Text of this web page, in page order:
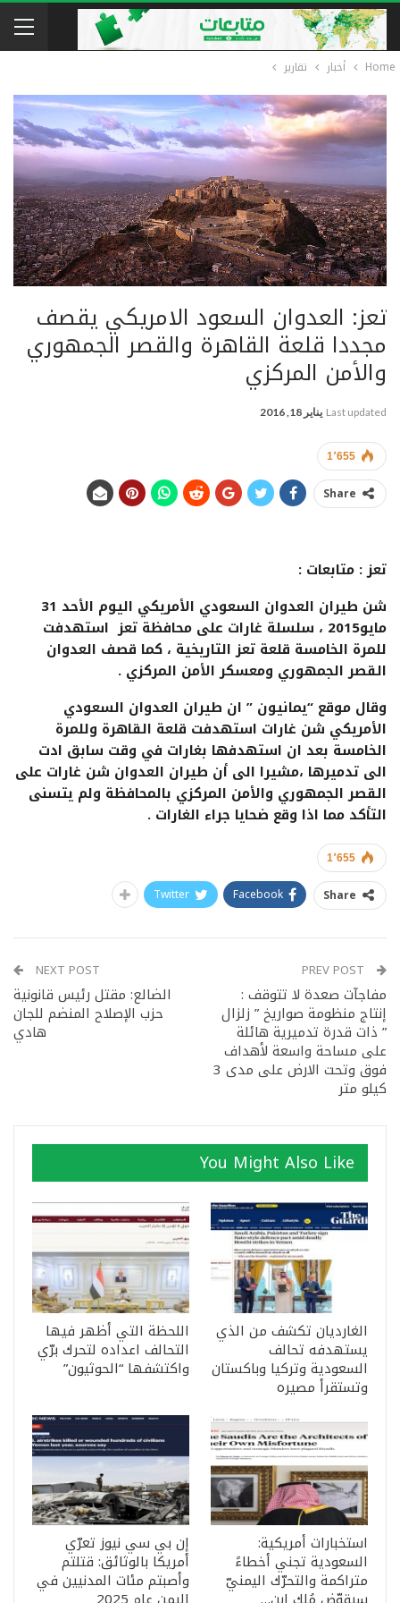
Home أخبار تقارير
تعز: العدوان السعود الامريكي يقصف
مجددا قلعة القاهرة والقصر الجمهوري
والأمن المركزي
Last updated يناير 18, 2016
1٬655
Share
تعز : متابعات :
شن طيران العدوان السعودي الأمريكي اليوم الأحد 31
مايو2015 ، سلسلة غارات على محافظة تعز استهدفت
للمرة الخامسة قلعة تعز التاريخية ، كما قصف العدوان
القصر الجمهوري ومعسكر الأمن المركزي .
وقال موقع “يمانيون ” ان طيران العدوان السعودي
الأمريكي شن غارات استهدفت قلعة القاهرة وللمرة
الخامسة بعد ان استهدفها بغارات في وقت سابق ادت
الى تدميرها ،مشيرا الى أن طيران العدوان شن غارات على
القصر الجمهوري والأمن المركزي بالمحافظة ولم يتسنى
التأكد مما اذا وقع ضحايا جراء الغارات .
1٬655
Share
Facebook
Twitter
مفاجآت صعدة لا تتوقف :
إنتاج منظومة صواريخ ” زلزال
” ذات قدرة تدميرية هائلة
على مساحة واسعة لأهداف
فوق وتحت الارض على مدى 3
كيلو متر
NEXT POST
الضالع: مقتل رئيس قانونية
حزب الإصلاح المنضم للجان
هادي
You Might Also Like
الغارديان تكشف من الذي
يستهدفه تحالف
السعودية وتركيا وباكستان
وتستقرأ مصيره
اللحظة التي أظهر فيها
التحالف اعداده لتحرك برّي
واكتشفها “الحوثيون”
استخبارات أمريكية:
السعودية تجني أخطاءً
متراكمة والتحرّك اليمنيّ
إن بي سي نيوز تعرّي
أمريكا بالوثائق: قتلتم
وأصبتم مئات المدنيين في